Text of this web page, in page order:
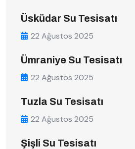
Üsküdar Su Tesisatı
22 Ağustos 2025
Ümraniye Su Tesisatı
22 Ağustos 2025
Tuzla Su Tesisatı
22 Ağustos 2025
Şişli Su Tesisatı